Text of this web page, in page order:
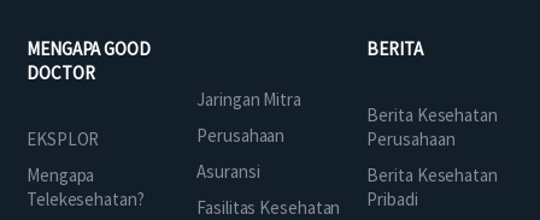
MENGAPA GOOD
DOCTOR
EKSPLOR
Mengapa
Telekesehatan?
Jaringan Mitra
Perusahaan
Asuransi
Fasilitas Kesehatan
BERITA
Berita Kesehatan
Perusahaan
Berita Kesehatan
Pribadi